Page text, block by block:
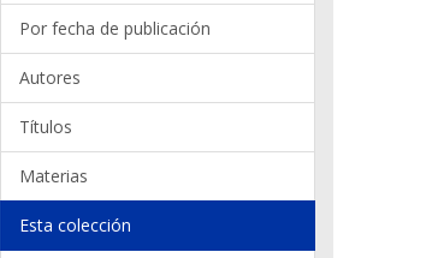
Por fecha de publicación
Autores
Títulos
Materias
Esta colección